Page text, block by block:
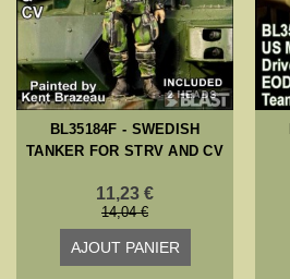
BL35184F - SWEDISH
TANKER FOR STRV AND CV
11,23 €
14,04 €
AJOUT PANIER